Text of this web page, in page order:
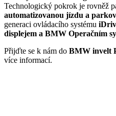
Technologický pokrok je rovněž
automatizovanou jízdu a
generaci ovládacího systému
displejem a BMW Operačním
Přijďte se k nám do BMW invelt
více informací.